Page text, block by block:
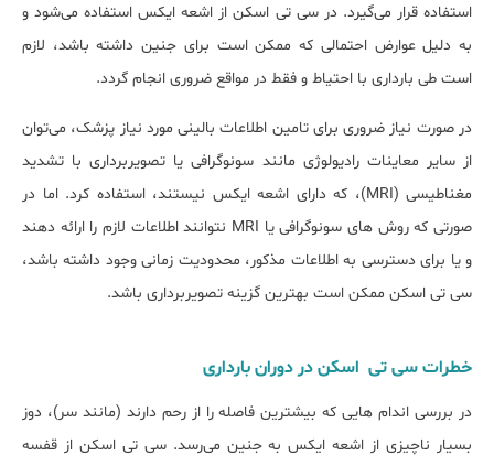
استفاده قرار می‌گیرد. در سی تی اسکن از اشعه ایکس استفاده می‌شود و
به دلیل عوارض احتمالی که ممکن است برای جنین داشته باشد، لازم
است طی بارداری با احتیاط و فقط در مواقع ضروری انجام گردد.
در صورت نیاز ضروری برای تامین اطلاعات بالینی مورد نیاز پزشک، می‌توان
از سایر معاینات رادیولوژی مانند سونوگرافی یا تصویربرداری با تشدید
مغناطیسی (MRI)، که دارای اشعه ایکس نیستند، استفاده کرد. اما در
صورتی که روش های سونوگرافی یا MRI نتوانند اطلاعات لازم را ارائه دهند
و یا برای دسترسی به اطلاعات مذکور، محدودیت زمانی وجود داشته باشد،
سی تی اسکن ممکن است بهترین گزینه تصویربرداری باشد.
خطرات سی تی اسکن در دوران بارداری
در بررسی اندام هایی که بیشترین فاصله را از رحم دارند (مانند سر)، دوز
بسیار ناچیزی از اشعه ایکس به جنین می‌رسد. سی تی اسکن از قفسه